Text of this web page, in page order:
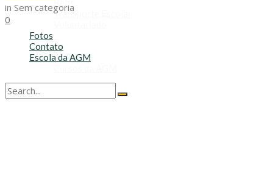
Refis
Transporte Escolar
Fotos
Contato
Escola da AGM
in Sem categoria
0